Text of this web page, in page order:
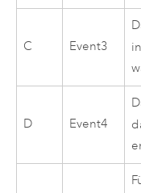
C Event3
D Event4